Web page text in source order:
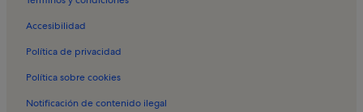
Alquileres vacacionales en Estrela
Alquileres vacacionales en Parque Tapada das Necessidades
Alquileres vacacionales en Lapa
Alquileres vacacionales en Misericórdia
Alquileres vacacionales en Escola de Dança do Conservatório
Accesibilidad
Política de privacidad
Política sobre cookies
Notificación de contenido ilegal